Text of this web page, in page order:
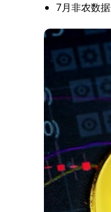
7月非农数